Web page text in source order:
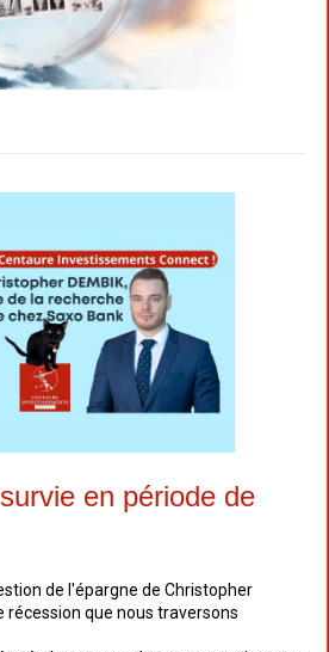
en période de
de l'épargne de Christopher
récession que nous traversons